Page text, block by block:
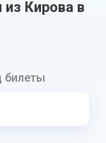
из Кирова в